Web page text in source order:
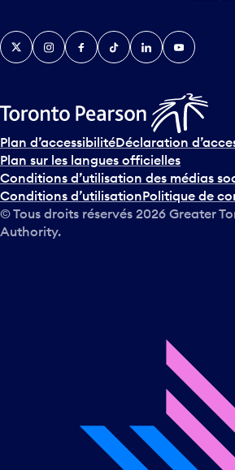
TwitterInstagramFacebook
TikTokLinkedInYouTube
Plan d’accessibilitéDéclaration
Plan sur les langues officielles
Conditions d’utilisation des médias
Conditions d’utilisationPolitique de
© Tous droits réservés 2026 Greater
Authority.